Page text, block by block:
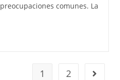
comunes. La
1 2